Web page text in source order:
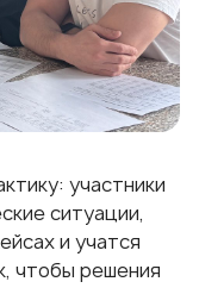
участники
ситуации,
и учатся
чтобы решения